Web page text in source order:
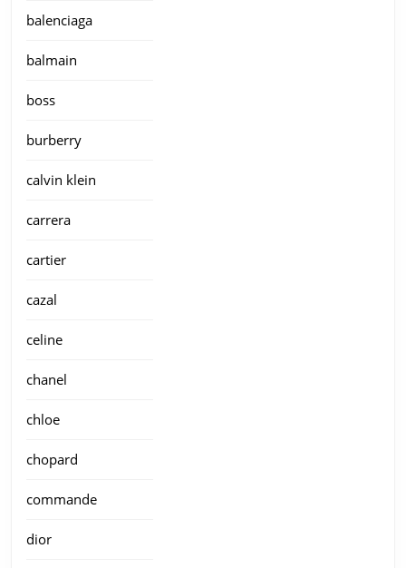
balenciaga
balmain
boss
burberry
calvin klein
carrera
cartier
cazal
celine
chanel
chloe
chopard
commande
dior